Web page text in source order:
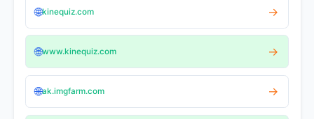
🌐kinequiz.com →
🌐www.kinequiz.com →
🌐ak.imgfarm.com →